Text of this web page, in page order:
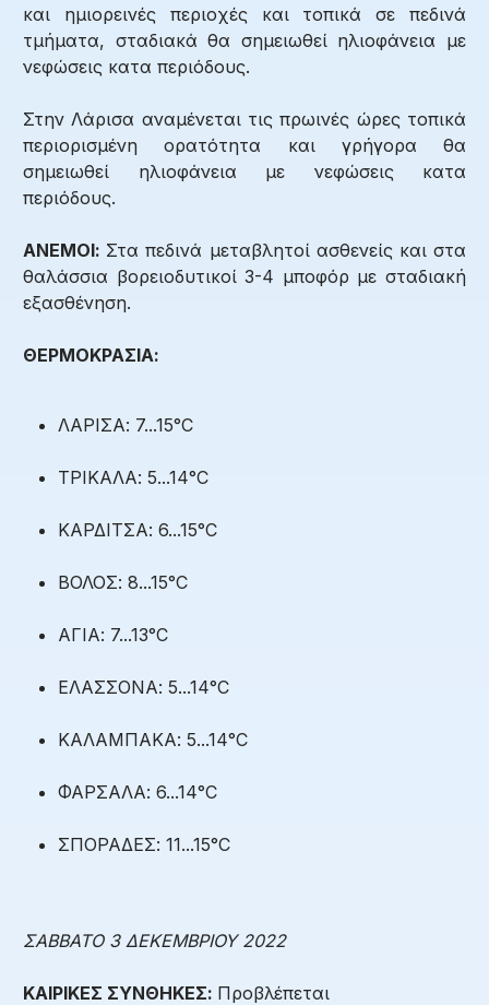
και ημιορεινές περιοχές και τοπικά σε πεδινά
τμήματα, σταδιακά θα σημειωθεί ηλιοφάνεια με
νεφώσεις κατα περιόδους.
Στην Λάρισα αναμένεται τις πρωινές ώρες τοπικά
περιορισμένη ορατότητα και γρήγορα θα
σημειωθεί ηλιοφάνεια με νεφώσεις κατα
περιόδους.
ΑΝΕΜΟΙ: Στα πεδινά μεταβλητοί ασθενείς και στα
θαλάσσια βορειοδυτικοί 3-4 μποφόρ με σταδιακή
εξασθένηση.
ΘΕΡΜΟΚΡΑΣΙΑ:
ΛΑΡΙΣΑ: 7...15°C
ΤΡΙΚΑΛΑ: 5...14°C
ΚΑΡΔΙΤΣΑ: 6...15°C
ΒΟΛΟΣ: 8...15°C
ΑΓΙΑ: 7...13°C
ΕΛΑΣΣΟΝΑ: 5...14°C
ΚΑΛΑΜΠΑΚΑ: 5...14°C
ΦΑΡΣΑΛΑ: 6...14°C
ΣΠΟΡΑΔΕΣ: 11...15°C
ΣΑΒΒΑΤΟ 3 ΔΕΚΕΜΒΡΙΟΥ 2022
ΚΑΙΡΙΚΕΣ ΣΥΝΘΗΚΕΣ: Προβλέπεται